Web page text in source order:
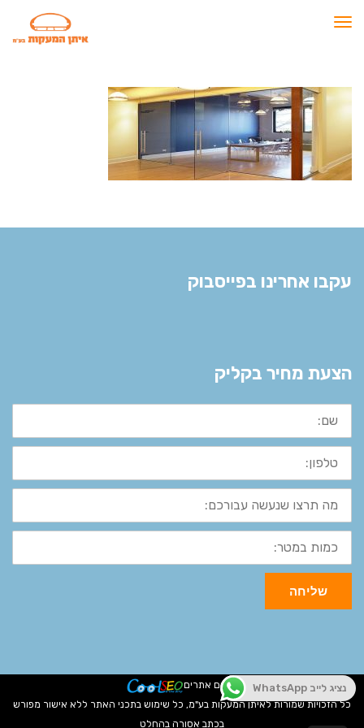
תפריט
עקבו אחרינו בפייסבוק
הצעת מחיר בקליק
שם:
טלפון:
מה
תרצו
שנעשה
עבורכם:
כמות
במטר:
שליחה
קידום אתרים
כל הזכויות שמורות לאיתן המעקות בע"מ, כל שימוש בתכני האתר ללא אישור מפורש
בכתב אסורה בהחלט
נציג לייב WhatsApp